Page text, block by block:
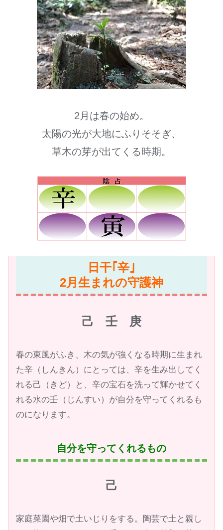
2月は春の始め。
太陽の光が大地にふりそそぎ、
草木の芽が出てくる時期。
日干｢辛｣
2月生まれの守護神
己 壬 庚
春の東風がふき、木の気が強くなる時期に生まれ
た辛（しんきん）にとっては、辛を生み出してく
れる己（きど）と、辛の宝石を洗って輝かせてく
れる水の壬（じんすい）が自分を守ってくれるも
のになります。
自分を守ってくれるもの
己
家庭菜園や畑で土いじりをする。陶芸で土と親し